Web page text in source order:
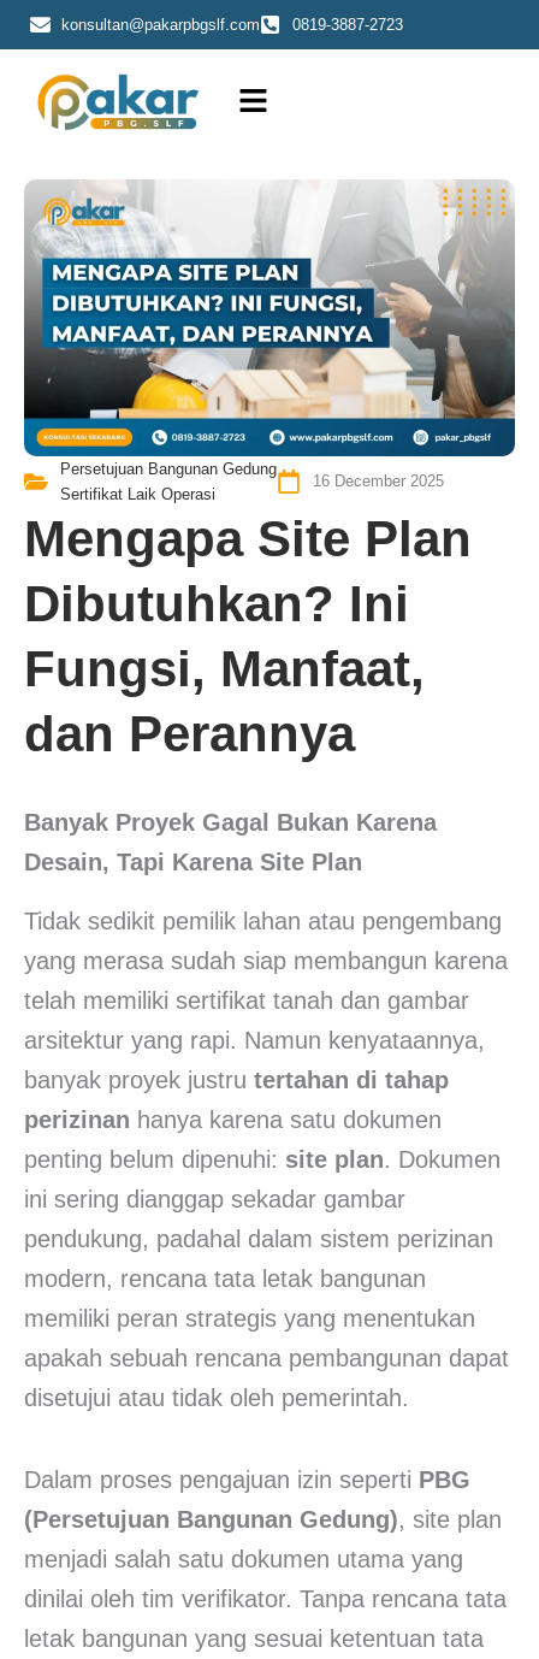
konsultan@pakarpbgslf.com 0819-3887-2723
Persetujuan Bangunan Gedung
Sertifikat Laik Operasi
16 December 2025
Mengapa Site Plan
Dibutuhkan? Ini
Fungsi, Manfaat,
dan Perannya
Banyak Proyek Gagal Bukan Karena
Desain, Tapi Karena Site Plan
Tidak sedikit pemilik lahan atau pengembang
yang merasa sudah siap membangun karena
telah memiliki sertifikat tanah dan gambar
arsitektur yang rapi. Namun kenyataannya,
banyak proyek justru tertahan di tahap
perizinan hanya karena satu dokumen
penting belum dipenuhi: site plan. Dokumen
ini sering dianggap sekadar gambar
pendukung, padahal dalam sistem perizinan
modern, rencana tata letak bangunan
memiliki peran strategis yang menentukan
apakah sebuah rencana pembangunan dapat
disetujui atau tidak oleh pemerintah.
Dalam proses pengajuan izin seperti PBG
(Persetujuan Bangunan Gedung), site plan
menjadi salah satu dokumen utama yang
dinilai oleh tim verifikator. Tanpa rencana tata
letak bangunan yang sesuai ketentuan tata